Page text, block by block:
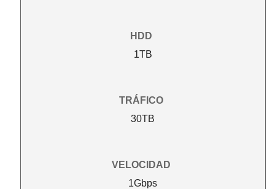
HDD
1TB
TRÁFICO
30TB
VELOCIDAD
1Gbps